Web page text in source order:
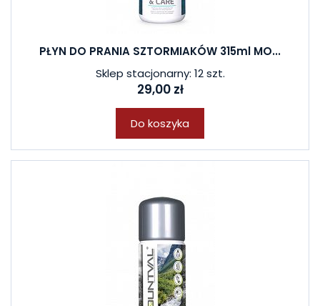
PŁYN DO PRANIA SZTORMIAKÓW 315ml MO...
Sklep stacjonarny: 12 szt.
29,00 zł
Do koszyka